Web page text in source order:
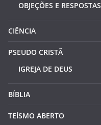
OBJEÇÕES E RESPOSTAS
CIÊNCIA
PSEUDO CRISTÃ
IGREJA DE DEUS
BÍBLIA
TEÍSMO ABERTO